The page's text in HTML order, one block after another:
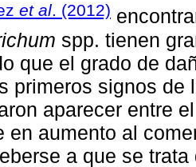
et al. (2012)
spp. tienen
que el grado de
primeros signos
aparecer entre
en aumento al
a que se